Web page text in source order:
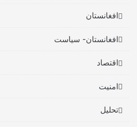
افغانستان
افغانستان- سیاست
اقتصاد
امنیت
تحلیل